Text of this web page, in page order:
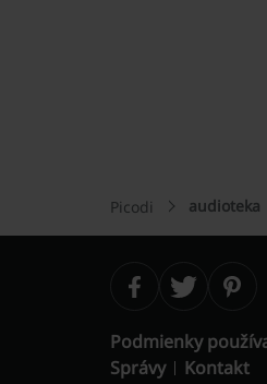
Picodi audioteka
Podmienky
Správy
Kontakt